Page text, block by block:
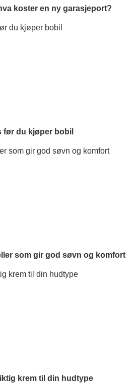
koster en ny garasjeport?
du kjøper bobil
som gir god søvn og komfort
krem til din hudtype